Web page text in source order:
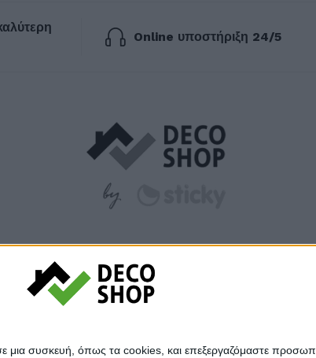
συσκευή, όπως τα cookies, και επεξεργαζόμαστε
Online υποστήριξη 24/5